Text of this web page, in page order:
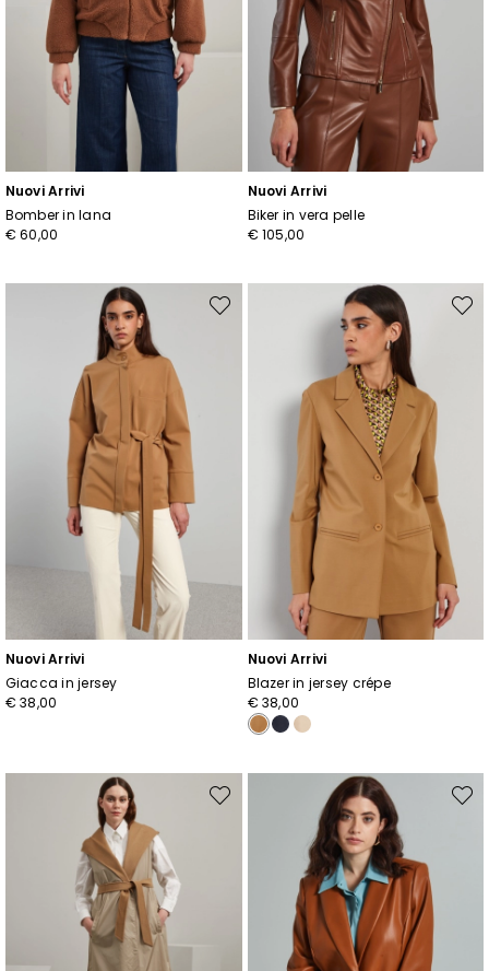
Nuovi Arrivi
Bomber in lana
€ 60,00
Nuovi Arrivi
Biker in vera pelle
€ 105,00
Nuovi Arrivi
Giacca in jersey
€ 38,00
Sposta
Nuovi Arrivi
Blazer in jersey crépe
€ 38,00
Sposta